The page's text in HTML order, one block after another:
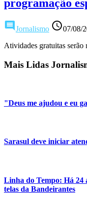
programação
comment Jornalismo access_time07/08/
Atividades gratuitas serão
Mais Lidas
"Deus me ajudou e eu
Sarasul deve iniciar
Linha do Tempo: Há 24
telas da Bandeirantes